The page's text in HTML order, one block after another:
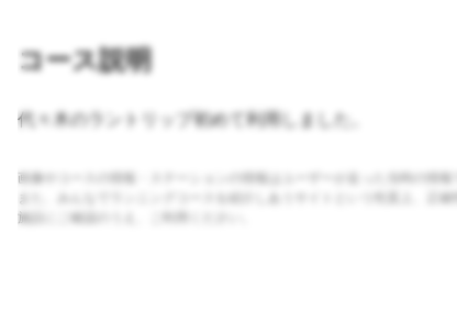
コース説明
代々木のラントリップ初めて利用しました。
画像やコースの情報・ステーションの情報はユーザーが走った当時の情報
また、みんなでランニングコースを紹介しあうサイトという性質上、正確
施設にご確認のうえ、ご利用ください。